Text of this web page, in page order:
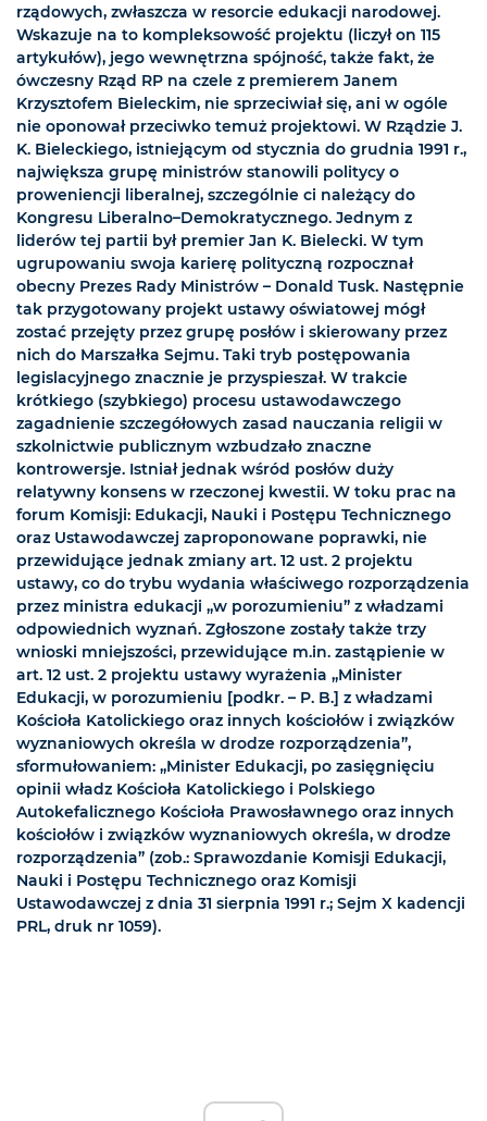
rządowych, zwłaszcza w resorcie edukacji narodowej.
Wskazuje na to kompleksowość projektu (liczył on 115
artykułów), jego wewnętrzna spójność, także fakt, że
ówczesny Rząd RP na czele z premierem Janem
Krzysztofem Bieleckim, nie sprzeciwiał się, ani w ogóle
nie oponował przeciwko temuż projektowi. W Rządzie J.
K. Bieleckiego, istniejącym od stycznia do grudnia 1991 r.,
największa grupę ministrów stanowili politycy o
proweniencji liberalnej, szczególnie ci należący do
Kongresu Liberalno–Demokratycznego. Jednym z
liderów tej partii był premier Jan K. Bielecki. W tym
ugrupowaniu swoja karierę polityczną rozpocznał
obecny Prezes Rady Ministrów – Donald Tusk. Następnie
tak przygotowany projekt ustawy oświatowej mógł
zostać przejęty przez grupę posłów i skierowany przez
nich do Marszałka Sejmu. Taki tryb postępowania
legislacyjnego znacznie je przyspieszał. W trakcie
krótkiego (szybkiego) procesu ustawodawczego
zagadnienie szczegółowych zasad nauczania religii w
szkolnictwie publicznym wzbudzało znaczne
kontrowersje. Istniał jednak wśród posłów duży
relatywny konsens w rzeczonej kwestii. W toku prac na
forum Komisji: Edukacji, Nauki i Postępu Technicznego
oraz Ustawodawczej zaproponowane poprawki, nie
przewidujące jednak zmiany art. 12 ust. 2 projektu
ustawy, co do trybu wydania właściwego rozporządzenia
przez ministra edukacji „w porozumieniu” z władzami
odpowiednich wyznań. Zgłoszone zostały także trzy
wnioski mniejszości, przewidujące m.in. zastąpienie w
art. 12 ust. 2 projektu ustawy wyrażenia „Minister
Edukacji, w porozumieniu [podkr. – P. B.] z władzami
Kościoła Katolickiego oraz innych kościołów i związków
wyznaniowych określa w drodze rozporządzenia”,
sformułowaniem: „Minister Edukacji, po zasięgnięciu
opinii władz Kościoła Katolickiego i Polskiego
Autokefalicznego Kościoła Prawosławnego oraz innych
kościołów i związków wyznaniowych określa, w drodze
rozporządzenia” (zob.: Sprawozdanie Komisji Edukacji,
Nauki i Postępu Technicznego oraz Komisji
Ustawodawczej z dnia 31 sierpnia 1991 r.; Sejm X kadencji
PRL, druk nr 1059).